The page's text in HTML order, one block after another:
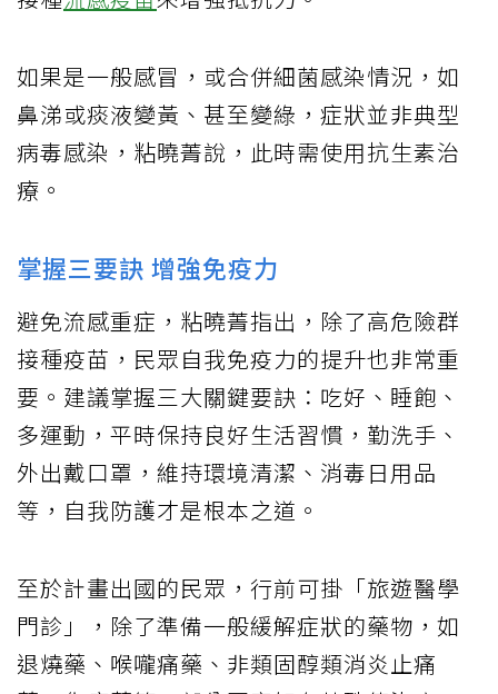
如果是一般感冒，或合併細菌感染情況，如
鼻涕或痰液變黃、甚至變綠，症狀並非典型
病毒感染，粘曉菁說，此時需使用抗生素治
療。
掌握三要訣 增強免疫力
避免流感重症，粘曉菁指出，除了高危險群
接種疫苗，民眾自我免疫力的提升也非常重
要。建議掌握三大關鍵要訣：吃好、睡飽、
多運動，平時保持良好生活習慣，勤洗手、
外出戴口罩，維持環境清潔、消毒日用品
等，自我防護才是根本之道。
至於計畫出國的民眾，行前可掛「旅遊醫學
門診」，除了準備一般緩解症狀的藥物，如
退燒藥、喉嚨痛藥、非類固醇類消炎止痛